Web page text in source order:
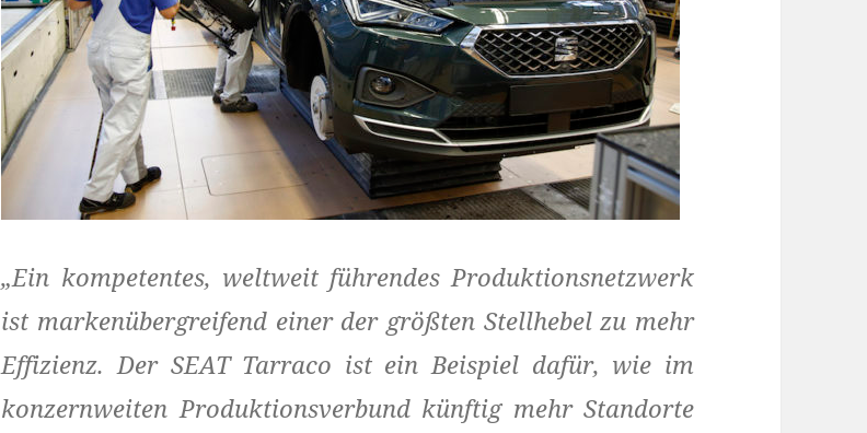
„Ein kompetentes, weltweit führendes Produktionsnetzwerk
ist markenübergreifend einer der größten Stellhebel zu mehr
Effizienz. Der SEAT Tarraco ist ein Beispiel dafür, wie im
konzernweiten Produktionsverbund künftig mehr Standorte